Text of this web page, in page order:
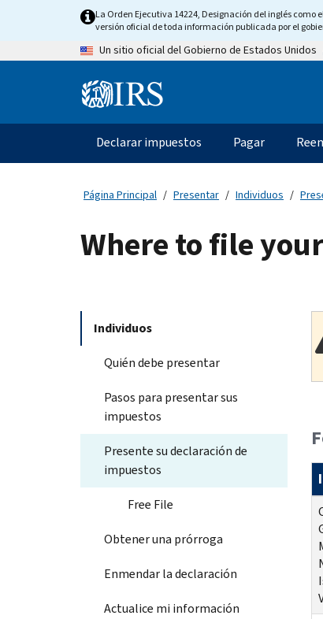
content
La Orden Ejecutiva 14224, Designación del inglés como
versión oficial de toda información publicada por el
Un sitio oficial del Gobierno de Estados Unidos
Information
Navegación
principal
Declarar impuestos Pagar
Página Principal Presentar Individuos
Where to file
Individuos
Quién debe presentar
Pasos para presentar sus
impuestos
Presente su declaración de
impuestos
Free File
Obtener una prórroga
Enmendar la declaración
Actualice mi información